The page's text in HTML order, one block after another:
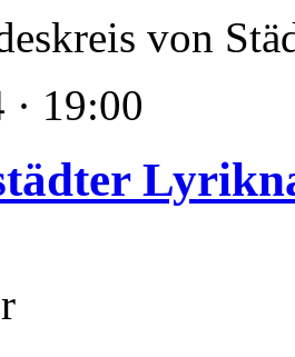
von
· 19:00